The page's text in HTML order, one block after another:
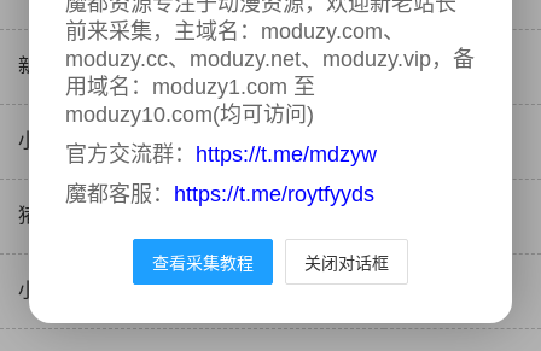
新天线宝宝 60集全 2023-08-08
小猪佩奇第一季 52集全
猪猪秀第三季
小猪佩奇第一季 英文版 2023-08-07
前来采集，主域名：moduzy.com、
moduzy.cc、moduzy.net、moduzy.vip，备
用域名：moduzy1.com 至
moduzy10.com(均可访问)
官方交流群： https://t.me/mdzyw
魔都客服： https://t.me/roytfyyds
查看采集教程 关闭对话框